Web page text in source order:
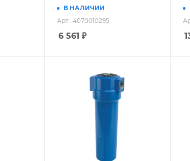
В НАЛИЧИИ
Арт.: 4070010295
6 561 ₽